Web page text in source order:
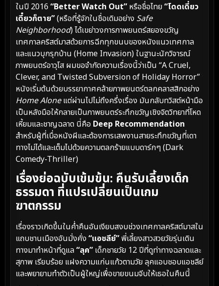
ในปี 2016 “Better Watch Out” หรือชื่อไทย“โดดเดี่ยว
เดี๋ยวก็ตาย”(หรือที่รู้จักในชื่อเดิมอย่าง Safe
Neighborhood) ได้เขย่าวงการภาพยนตร์สยองขวัญ
เทศกาลคริสต์มาสด้วยการฉีกทุกขนบของหนังแนวเทศกาล
และแนวบุกรุกบ้าน (Home Invasion) ในฐานะนักวิจารณ์
ภาพยนตร์อาวุโส ผมขอจำกัดความเรื่องนี้ว่าเป็น “A Cruel,
Clever, and Twisted Subversion of Holiday Horror”
หนังเริ่มต้นด้วยบรรยากาศคล้ายภาพยนตร์ตลกคลาสสิกอย่าง
Home Aloneแต่ผ่านไปไม่ถึงครึ่งเรื่อง มันกลับทวิสต์หน้ามือ
เป็นหลังมือให้กลายเป็นภาพยนตร์ระทึกขวัญเชิงจิตวิทยาที่โหด
เหี้ยมและชาญฉลาด นี่คือ Deep Recommendation
สำหรับผู้ที่เบื่อหนังผีและต้องการเสพงานสายระทึกขวัญที่เดา
ทางไม่ได้และเต็มไปด้วยความตลกร้ายแบบดาร์กๆ (Dark
Comedy-Thriller)
เรื่องย่อฉบับเข้มข้น: คืนรับเลี้ยงเด็ก
ธรรมดา ที่แปรเปลี่ยนเป็นเกม
ฆาตกรรม
เรื่องราวเกิดขึ้นในค่ำคืนอันเงียบสงบช่วงเทศกาลคริสต์มาสใน
แถบชานเมืองอันมั่งคั่ง “แอชลีย์”พี่เลี้ยงสาวสวยวัยรุ่นเดิน
ทางมาทำหน้าที่ดูแล“ลุค” เด็กชายวัย 12 ปีที่ดูท่าทางฉลาดและ
สุภาพ เรียบร้อย แฝงความแก่นแก้วตามวัย ลุคแอบชอบแอชลีย์
และพยายามทำตัวเป็นผู้ใหญ่เพื่อขายขนมจีบให้เธอในคืนนี้